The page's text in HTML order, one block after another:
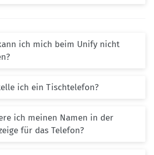
ich mich beim Unify nicht
ich ein Tischtelefon?
ich meinen Namen in der
für das Telefon?